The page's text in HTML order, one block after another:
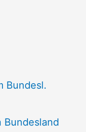
Bundesl.
Bundesland